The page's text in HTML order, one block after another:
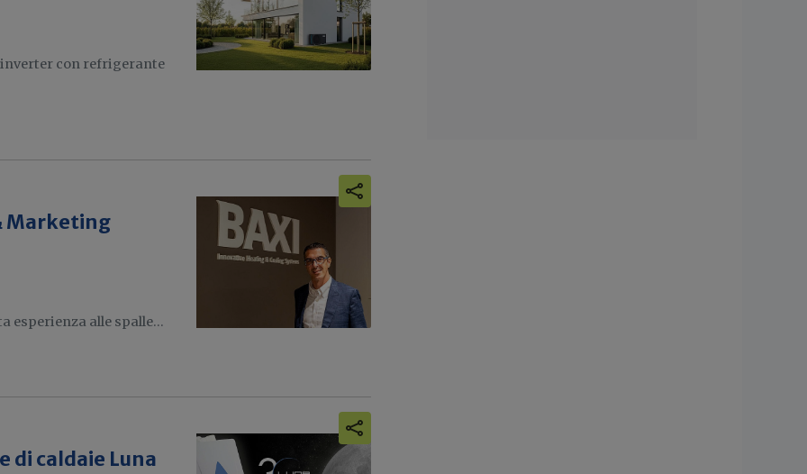
inverter con refrigerante
Marketing
esperienza alle spalle...
di caldaie Luna